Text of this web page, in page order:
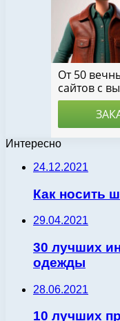
Интересно
24.12.2021
Как носить
29.04.2021
30 лучших
одежды
28.06.2021
10 лучших